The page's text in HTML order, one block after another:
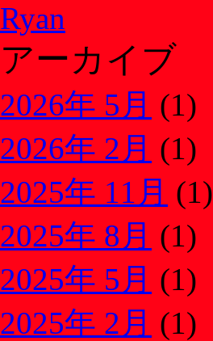
Ryan
アーカイブ
2026年 5月 (1)
2026年 2月 (1)
2025年 11月 (1)
2025年 8月 (1)
2025年 5月 (1)
2025年 2月 (1)